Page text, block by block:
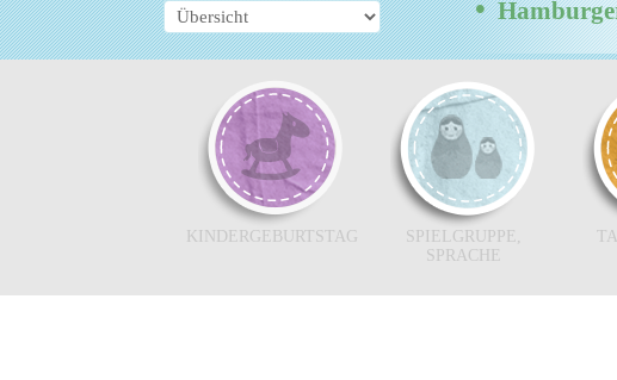
•
KINDERGEBURTSTAG
SPIELGRUPPE,
SPRACHE